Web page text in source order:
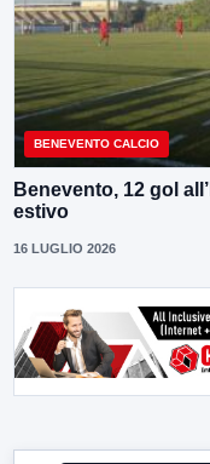
BENEVENTO CALCIO
Benevento, 12 gol
estivo
16 LUGLIO 2026